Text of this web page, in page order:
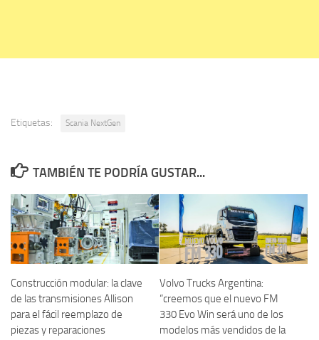
Etiquetas: Scania NextGen
TAMBIÉN TE PODRÍA GUSTAR...
Construcción modular: la clave
de las transmisiones Allison
para el fácil reemplazo de
piezas y reparaciones
Volvo Trucks Argentina:
“creemos que el nuevo FM
330 Evo Win será uno de los
modelos más vendidos de la